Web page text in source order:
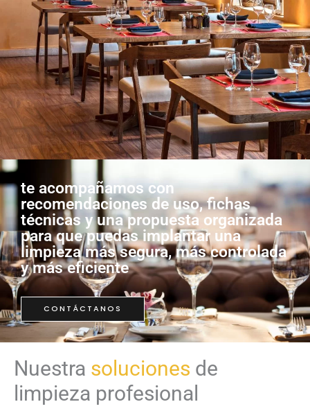
te acompañamos con
recomendaciones de uso, fichas
técnicas y una propuesta organizada
para que puedas implantar una
limpieza más segura, más controlada
y más eficiente
CONTÁCTANOS
Nuestra soluciones de
limpieza profesional